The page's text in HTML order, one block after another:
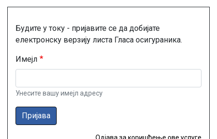
Будите у току - пријавите се да добијате
електронску верзију листа Гласа осигураника.
Имејл
Унесите вашу имејл адресу
Пријава